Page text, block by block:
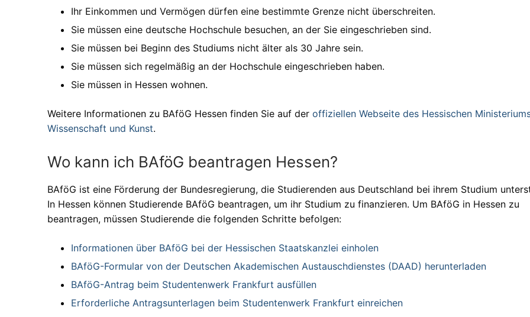
Ihr Einkommen und Vermögen dürfen eine bestimmte Grenze nicht überschreiten.
Sie müssen eine deutsche Hochschule besuchen, an der Sie eingeschrieben sind.
Sie müssen bei Beginn des Studiums nicht älter als 30 Jahre sein.
Sie müssen sich regelmäßig an der Hochschule eingeschrieben haben.
Sie müssen in Hessen wohnen.
Weitere Informationen zu BAföG Hessen finden Sie auf der offiziellen Webseite des Hessischen
Wissenschaft und Kunst.
Wo kann ich BAföG beantragen Hessen?
BAföG ist eine Förderung der Bundesregierung, die Studierenden aus Deutschland bei ihrem Studium
In Hessen können Studierende BAföG beantragen, um ihr Studium zu finanzieren. Um BAföG in Hessen zu
beantragen, müssen Studierende die folgenden Schritte befolgen:
Informationen über BAföG bei der Hessischen Staatskanzlei einholen
BAföG-Formular von der Deutschen Akademischen Austauschdienstes (DAAD) herunterladen
BAföG-Antrag beim Studentenwerk Frankfurt ausfüllen
Erforderliche Antragsunterlagen beim Studentenwerk Frankfurt einreichen